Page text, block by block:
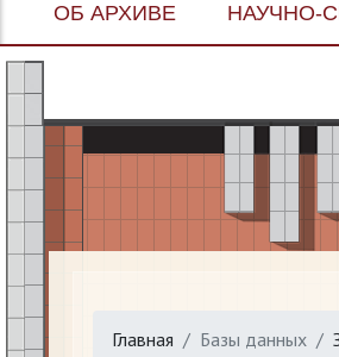
ОБ АРХИВЕ НАУЧНО-
Главная Базы данных